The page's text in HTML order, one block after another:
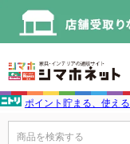
ポイント貯まる、使え
商品を検索する